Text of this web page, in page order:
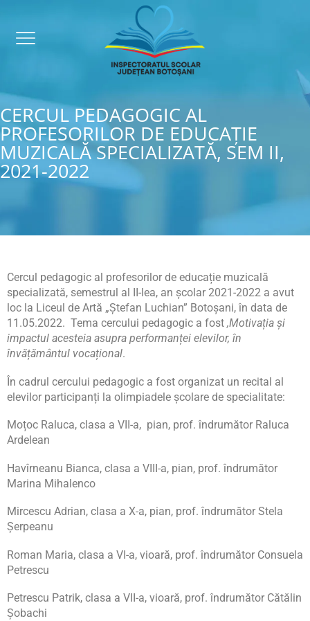
CERCUL PEDAGOGIC AL
PROFESORILOR DE EDUCAȚIE
MUZICALĂ SPECIALIZATĂ, SEM II,
2021-2022
Cercul pedagogic al profesorilor de educație muzicală
specializată, semestrul al II-lea, an școlar 2021-2022 a avut
loc la Liceul de Artă „Ștefan Luchian” Botoșani, în data de
11.05.2022. Tema cercului pedagogic a fost ,Motivația și
impactul acesteia asupra performanței elevilor, în
învățământul vocațional.
În cadrul cercului pedagogic a fost organizat un recital al
elevilor participanți la olimpiadele școlare de specialitate:
Moțoc Raluca, clasa a VII-a, pian, prof. îndrumător Raluca
Ardelean
Havîrneanu Bianca, clasa a VIII-a, pian, prof. îndrumător
Marina Mihalenco
Mircescu Adrian, clasa a X-a, pian, prof. îndrumător Stela
Șerpeanu
Roman Maria, clasa a VI-a, vioară, prof. îndrumător Consuela
Petrescu
Petrescu Patrik, clasa a VII-a, vioară, prof. îndrumător Cătălin
Șobachi